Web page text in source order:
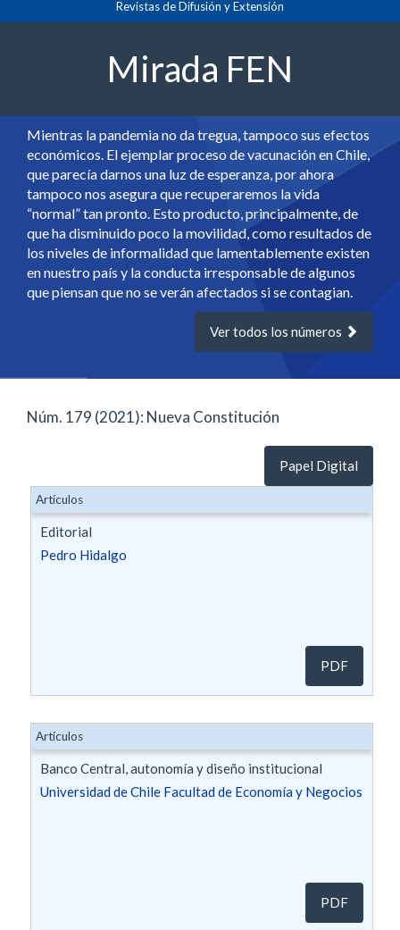
Contenido
Revistas de Difusión y Extensión
Mirada FEN
Mientras la pandemia no da tregua, tampoco sus efectos
económicos. El ejemplar proceso de vacunación en Chile,
que parecía darnos una luz de esperanza, por ahora
tampoco nos asegura que recuperaremos la vida
“normal” tan pronto. Esto producto, principalmente, de
que ha disminuido poco la movilidad, como resultados de
los niveles de informalidad que lamentablemente existen
en nuestro país y la conducta irresponsable de algunos
que piensan que no se verán afectados si se contagian.
Ver todos los números
Núm. 179 (2021): Nueva Constitución
Papel Digital
Editorial
Pedro Hidalgo
Artículos
PDF
Banco Central, autonomía y diseño institucional
Universidad de Chile Facultad de Economía y Negocios
Artículos
PDF